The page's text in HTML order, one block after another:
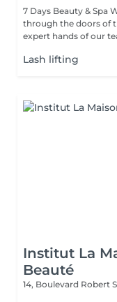
7 Days Beauty & Spa Welcome to our institute, By walking
through the doors of
Lash lifting
Institut La
Beauté
14, Boulevard Robert